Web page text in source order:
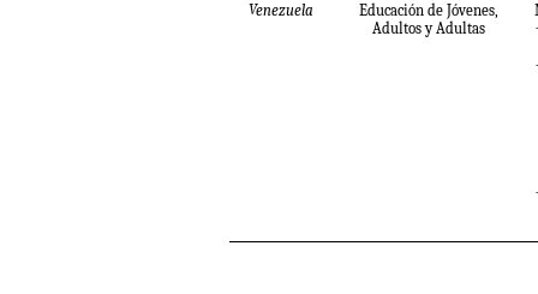
Venezuela
Educación de Jóvenes,
Adultos y Adultas
·
·
·